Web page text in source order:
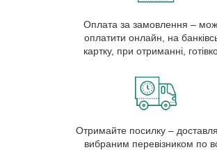
Оплата за замовлення –
оплатити онлайн, на
картку, при отриманні,
Отримайте посилку –
вибраним перевізником по